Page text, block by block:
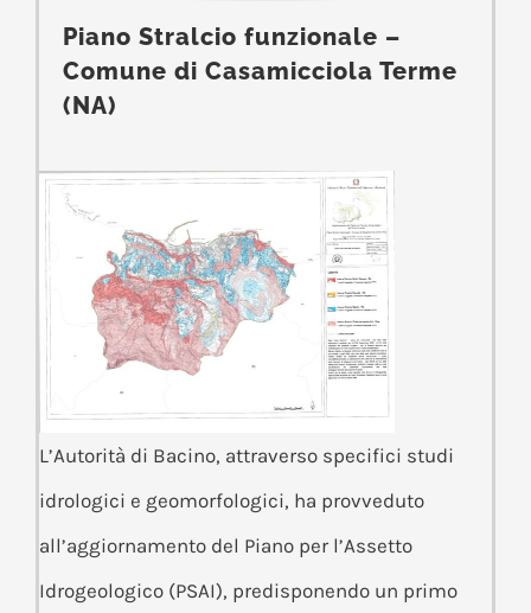
Piano Stralcio funzionale –
Comune di Casamicciola Terme
(NA)
L’Autorità di Bacino, attraverso specifici studi
idrologici e geomorfologici, ha provveduto
all’aggiornamento del Piano per l’Assetto
Idrogeologico (PSAI), predisponendo un primo